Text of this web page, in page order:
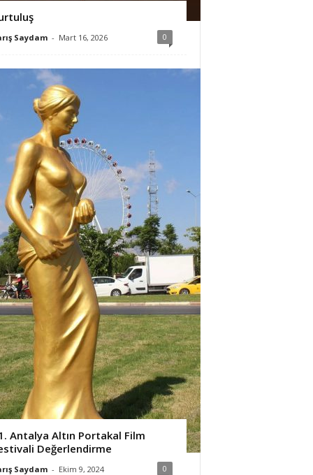
Saydam - Mart 16, 2026 0
Antalya Altın Portakal Film
Değerlendirme
Saydam - Ekim 9, 2024 0